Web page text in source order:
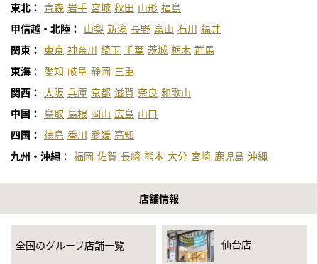
東北： 青森 岩手 宮城 秋田 山形 福島
甲信越・北陸：
山梨 新潟 長野 富山 石川 福井
関東：
東京 神奈川 埼玉 千葉 茨城 栃木 群馬
東海：
愛知 岐阜 静岡 三重
関西： 大阪 兵庫 京都 滋賀 奈良 和歌山
中国：
鳥取 島根 岡山 広島 山口
四国： 徳島 香川 愛媛 高知
九州・沖縄： 福岡 佐賀 長崎 熊本 大分 宮崎 鹿児島 沖縄
店舗情報
全国のグループ店舗一覧 仙台店